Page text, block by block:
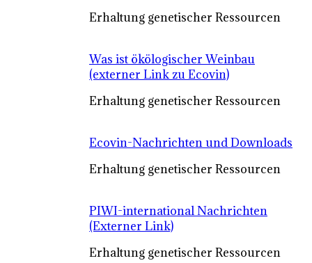
Erhaltung genetischer Ressourcen
Was ist ökölogischer Weinbau
(externer Link zu Ecovin)
Erhaltung genetischer Ressourcen
Ecovin-Nachrichten und Downloads
Erhaltung genetischer Ressourcen
PIWI-international Nachrichten
(Externer Link)
Erhaltung genetischer Ressourcen